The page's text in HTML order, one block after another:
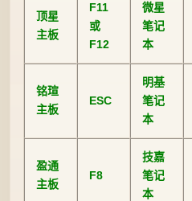
顶星
主板
F11
或
F12
微星
笔记
本
铭瑄
主板
ESC
明基
笔记
本
盈通
主板
F8
技嘉
笔记
本